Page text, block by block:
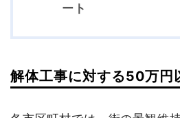
ート
解体工事に対する50万円